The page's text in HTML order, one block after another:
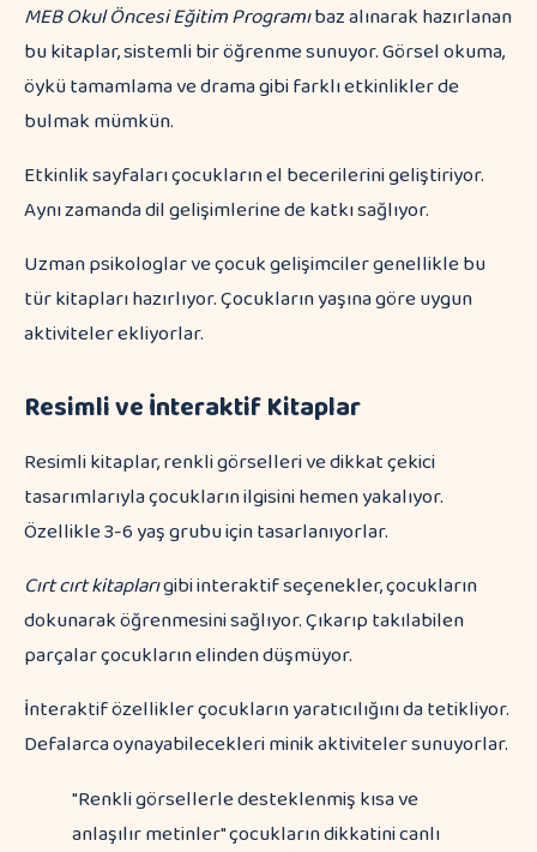
MEB Okul Öncesi Eğitim Programıbaz alınarak hazırlanan
bu kitaplar, sistemli bir öğrenme sunuyor. Görsel okuma,
öykü tamamlama ve drama gibi farklı etkinlikler de
bulmak mümkün.
Etkinlik sayfaları çocukların el becerilerini geliştiriyor.
Aynı zamanda dil gelişimlerine de katkı sağlıyor.
Uzman psikologlar ve çocuk gelişimciler genellikle bu
tür kitapları hazırlıyor. Çocukların yaşına göre uygun
aktiviteler ekliyorlar.
Resimli ve İnteraktif Kitaplar
Resimli kitaplar, renkli görselleri ve dikkat çekici
tasarımlarıyla çocukların ilgisini hemen yakalıyor.
Özellikle 3-6 yaş grubu için tasarlanıyorlar.
Cırt cırt kitaplarıgibi interaktif seçenekler, çocukların
dokunarak öğrenmesini sağlıyor. Çıkarıp takılabilen
parçalar çocukların elinden düşmüyor.
İnteraktif özellikler çocukların yaratıcılığını da tetikliyor.
Defalarca oynayabilecekleri minik aktiviteler sunuyorlar.
"Renkli görsellerle desteklenmiş kısa ve
anlaşılır metinler" çocukların dikkatini canlı